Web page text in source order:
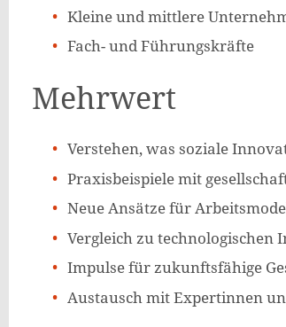
Kleine und mittlere
Fach- und Führungskräfte
Mehrwert
Verstehen, was soziale
Praxisbeispiele mit
Neue Ansätze für
Vergleich zu technologischen
Impulse für zukunftsfähige
Austausch mit Expertinnen